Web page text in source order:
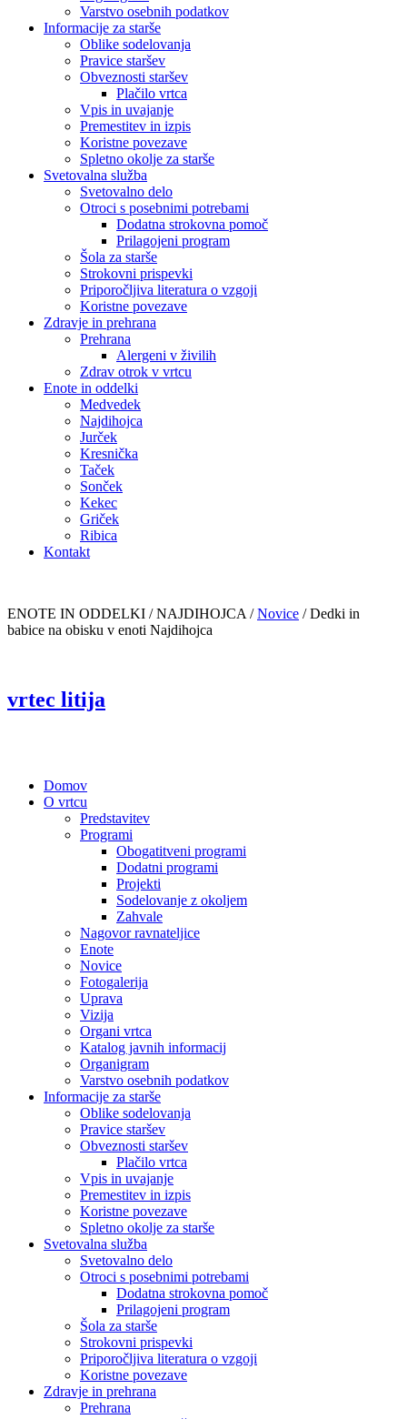
Varstvo osebnih podatkov
Informacije za starše
Oblike sodelovanja
Pravice staršev
Obveznosti staršev
Plačilo vrtca
Vpis in uvajanje
Premestitev in izpis
Koristne povezave
Spletno okolje za starše
Svetovalna služba
Svetovalno delo
Otroci s posebnimi potrebami
Dodatna strokovna pomoč
Prilagojeni program
Šola za starše
Strokovni prispevki
Priporočljiva literatura o vzgoji
Koristne povezave
Zdravje in prehrana
Prehrana
Alergeni v živilih
Zdrav otrok v vrtcu
Enote in oddelki
Medvedek
Najdihojca
Jurček
Kresnička
Taček
Sonček
Kekec
Griček
Ribica
Kontakt
ENOTE IN ODDELKI / NAJDIHOJCA /Novice /Dedki in
babice na obisku v enoti Najdihojca
vrtec litija
Domov
O vrtcu
Predstavitev
Programi
Obogatitveni programi
Dodatni programi
Projekti
Sodelovanje z okoljem
Zahvale
Nagovor ravnateljice
Enote
Novice
Fotogalerija
Uprava
Vizija
Organi vrtca
Katalog javnih informacij
Organigram
Varstvo osebnih podatkov
Informacije za starše
Oblike sodelovanja
Pravice staršev
Obveznosti staršev
Plačilo vrtca
Vpis in uvajanje
Premestitev in izpis
Koristne povezave
Spletno okolje za starše
Svetovalna služba
Svetovalno delo
Otroci s posebnimi potrebami
Dodatna strokovna pomoč
Prilagojeni program
Šola za starše
Strokovni prispevki
Priporočljiva literatura o vzgoji
Koristne povezave
Zdravje in prehrana
Prehrana